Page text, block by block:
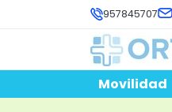
957845707
Movilidad